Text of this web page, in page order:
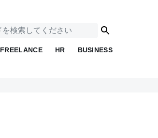
FREELANCE HR BUSINESS